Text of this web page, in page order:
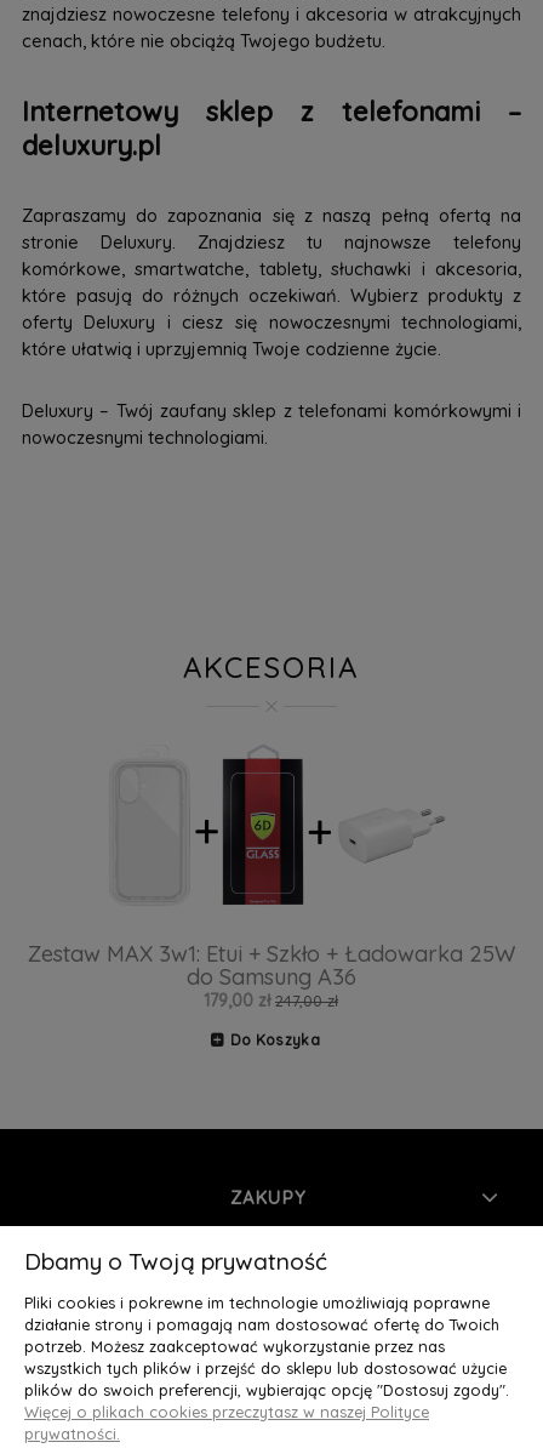
znajdziesz nowoczesne telefony i akcesoria w atrakcyjnych
cenach, które nie obciążą Twojego budżetu.
Internetowy sklep z telefonami –
deluxury.pl
Zapraszamy do zapoznania się z naszą pełną ofertą na
stronie Deluxury. Znajdziesz tu najnowsze telefony
komórkowe, smartwatche, tablety, słuchawki i akcesoria,
które pasują do różnych oczekiwań. Wybierz produkty z
oferty Deluxury i ciesz się nowoczesnymi technologiami,
które ułatwią i uprzyjemnią Twoje codzienne życie.
Deluxury – Twój zaufany sklep z telefonami komórkowymi i
nowoczesnymi technologiami.
AKCESORIA
Zestaw MAX 3w1: Etui + Szkło + Ładowarka 25W
do Samsung A36
179,00 zł 247,00 zł
Do Koszyka
ZAKUPY
INFORMACJE
MOJE KONTO
O NAS
Deluxury.pl
Dbamy o Twoją prywatność
Pliki cookies i pokrewne im technologie umożliwiają poprawne
działanie strony i pomagają nam dostosować ofertę do Twoich
potrzeb. Możesz zaakceptować wykorzystanie przez nas
wszystkich tych plików i przejść do sklepu lub dostosować użycie
plików do swoich preferencji, wybierając opcję "Dostosuj zgody".
Więcej o plikach cookies przeczytasz w naszej Polityce
prywatności.